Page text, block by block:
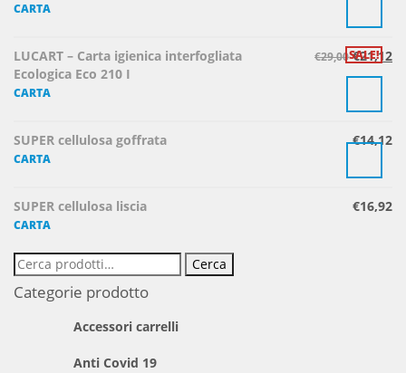
CARTA
SALE!
€29,00 €21,12
LUCART – Carta igienica interfogliata
Ecologica Eco 210 I
CARTA
€14,12
SUPER cellulosa goffrata
CARTA
€16,92
SUPER cellulosa liscia
CARTA
Cerca: Cerca
Categorie prodotto
Accessori carrelli
Anti Covid 19